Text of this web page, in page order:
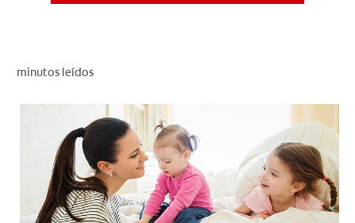
PARA PROFESIONALES
CUPONES
DONDE COMPRAR
minutos leídos